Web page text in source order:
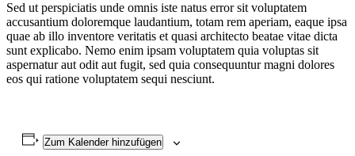
Sed ut perspiciatis unde omnis iste natus error sit voluptatem
accusantium doloremque laudantium, totam rem aperiam, eaque ipsa
quae ab illo inventore veritatis et quasi architecto beatae vitae dicta
sunt explicabo. Nemo enim ipsam voluptatem quia voluptas sit
aspernatur aut odit aut fugit, sed quia consequuntur magni dolores
eos qui ratione voluptatem sequi nesciunt.
Zum Kalender hinzufügen